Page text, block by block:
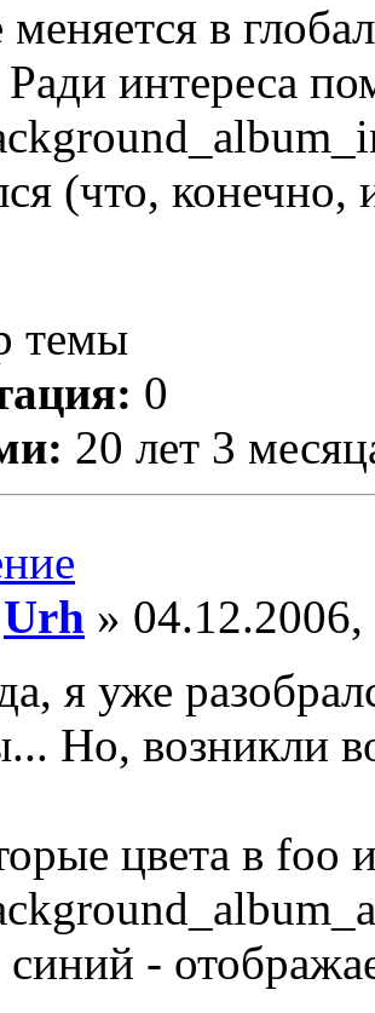
меняется в
интереса
(что,
темы
0
20 лет 3
Urh »
я уже
Но, возникли
цвета в foo
-